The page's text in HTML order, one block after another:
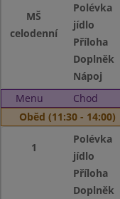
MŠ
celodenní
Polévka
jídlo
Příloha
Doplněk
Nápoj
Menu
Chod
Oběd (11:30 - 14:00)
1
Polévka
jídlo
Příloha
Doplněk